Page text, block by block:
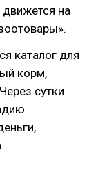
движется на
каталог для
корм,
сутки